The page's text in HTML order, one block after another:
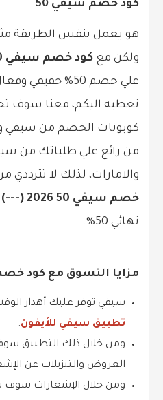
كود خصم سيفي 50
هو يعمل بنفس الطريقة
ولكن مع كود خصم سيفي 50 (---)
علي خصم 50%
نعطيه اليكم، معنا سوف
كوبونات الخصم من سيفي
من رائع علي طلباتك من
والامارات، لذلك لا تترددي
خصم سيفي 50 2026 (---)
نهائي 50%.
مزايا التسوق مع كود
سيفي توفر عليك أهدار
تطبيق سيفي للأيفون.
ومن خلال ذلك التطبيق
العروض والتنزيلات عن
ومن خلال الإشعارات سوف